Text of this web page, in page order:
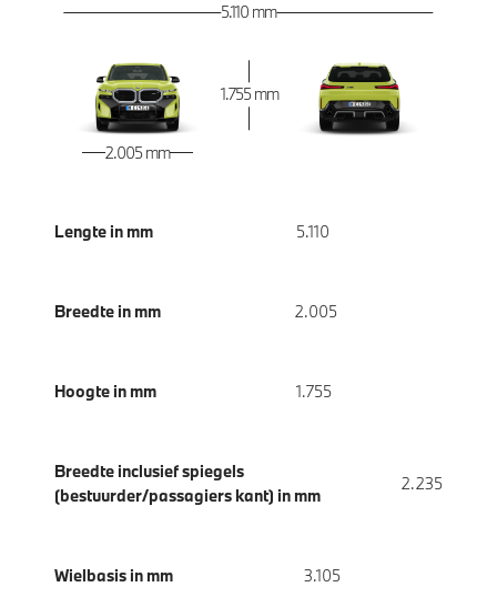
5.110 mm
2.005 mm
1.755 mm
Lengte in mm 5.110
Breedte in mm 2.005
Hoogte in mm 1.755
Breedte inclusief spiegels
(bestuurder/passagiers kant) in mm
2.235
Wielbasis in mm 3.105